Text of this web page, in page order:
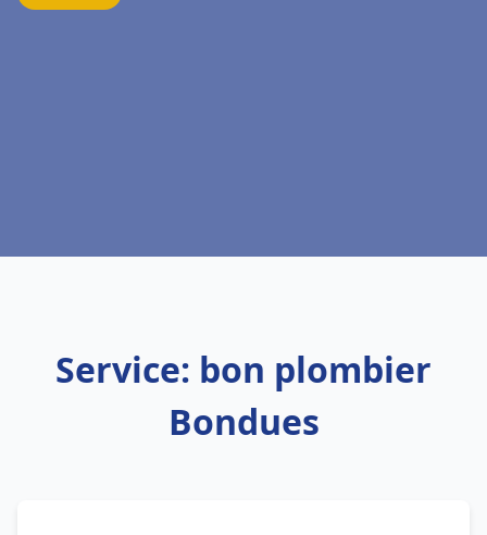
Service: bon plombier
Bondues